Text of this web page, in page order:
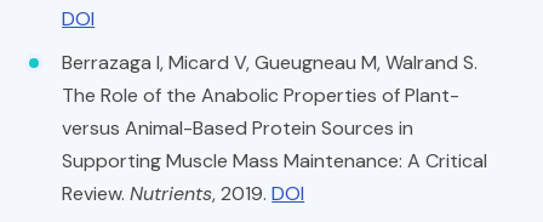
DOI
Berrazaga I, Micard V, Gueugneau M, Walrand S.
The Role of the Anabolic Properties of Plant-
versus Animal-Based Protein Sources in
Supporting Muscle Mass Maintenance: A Critical
Review.Nutrients, 2019.DOI